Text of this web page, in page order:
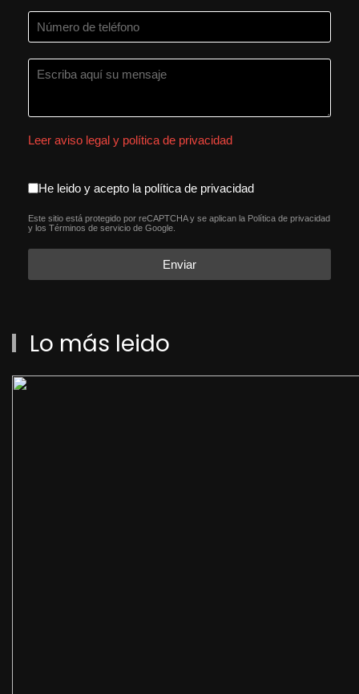
Leer aviso legal y política de privacidad
aceptacion política de
He leido y acepto la política de privacidad
reCAPTCHA*
Este sitio está protegido por reCAPTCHA y se aplican la Política de privacidad
y los Términos de servicio de Google.
Enviar
Lo más leido